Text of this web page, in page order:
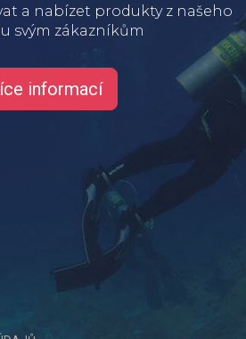
a nabízet produkty z našeho
svým zákazníkům
informací